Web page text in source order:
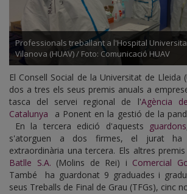
Professionals treballant a l'Hospital
Vilanova (HUAV) / Foto: Comunicació HUAV
El Consell Social de la Universitat de Lleida
dos a tres els seus premis anuals a
tasca del servei regional de l'Agència
Catalunya a Ponent en la gestió de la
En la tercera edició d'aquests
guardons
s'atorguen a dos firmes, el jurat
extraordinària una tercera. Els altres
Batlle S.A. (Molins de Rei) i Comercial
També ha guardonat 9 graduades i
seus Treballs de Final de Grau (TFGs), cinc